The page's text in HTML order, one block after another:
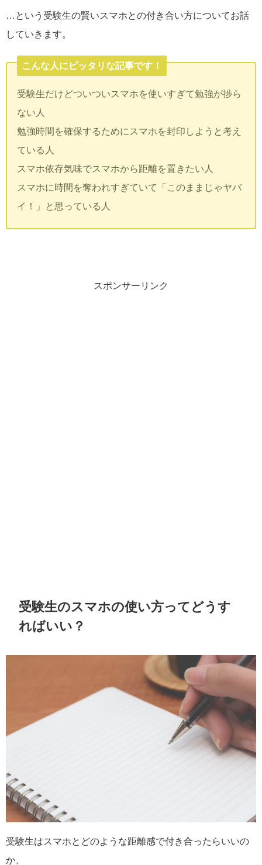
…という受験生の賢いスマホとの付き合い方についてお話
していきます。
こんな人にピッタリな記事です！
受験生だけどついついスマホを使いすぎて勉強が捗ら
ない人
勉強時間を確保するためにスマホを封印しようと考え
ている人
スマホ依存気味でスマホから距離を置きたい人
スマホに時間を奪われすぎていて「このままじゃヤバ
イ！」と思っている人
スポンサーリンク
受験生のスマホの使い方ってどうす
ればいい？
受験生はスマホとどのような距離感で付き合ったらいいの
か、